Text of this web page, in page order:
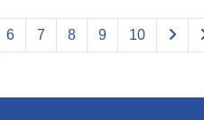
6 7 8 9 10